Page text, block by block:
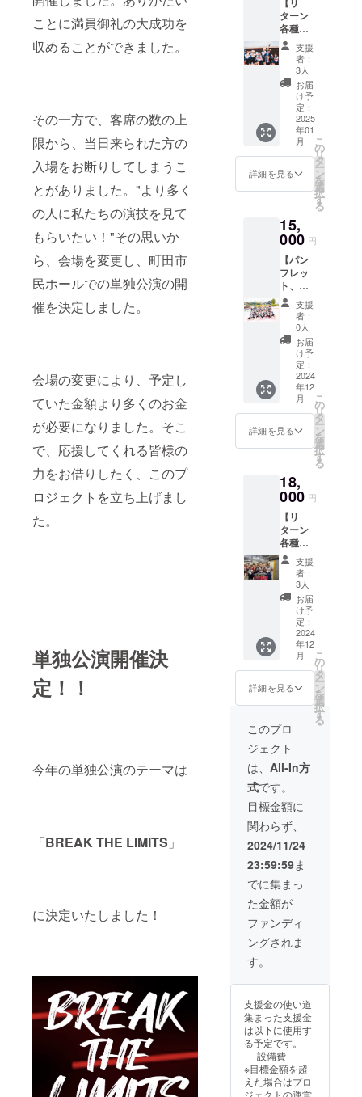
ことに満員御礼の大成功を
収めることができました。
その一方で、客席の数の上
限から、当日来られた方の
入場をお断りしてしまうこ
とがありました。"より多く
の人に私たちの演技を見て
もらいたい！"その思いか
ら、会場を変更し、町田市
民ホールでの単独公演の開
催を決定しました。
会場の変更により、予定し
ていた金額より多くのお金
が必要になりました。そこ
で、応援してくれる皆様の
力をお借りしたく、このプ
ロジェクトを立ち上げまし
た。
単独公演開催決
定！！
今年の単独公演のテーマは
「BREAK THE LIMITS 」
に決定いたしました！
お願い
しま
す。 ※
有効期
限
2025年
12月ま
に通常
のチ
ケット
購入も
お願い
しま
す。 チ
ケット
購入方
法はこ
ちらを
ご覧く
ださ
い。
HgXhng
?
si=kzoS
x_47sz
erGLgI
ターン
各種詰
め合わ
せ①】
上記の
リター
ンのう
ち、
『指定
メン
バー』
お礼動
画、お
礼直筆
手紙、
（サイ
ン入
り）、
舞台裏
映像、
優先席
確保権
をお送
りしま
す！ ※
備考欄
にご希
望のメ
ンバー
を5人ま
で選
び、ご
ンバー
の名前
は公式
Instagr
amに記
載され
ている
ため、
ご参照
くださ
い。 ※
お礼の
動画に
ついて
収録時
間:30
秒〜1分
メール
を記載
しま
す。 ※
舞台裏
映像は
YouTub
eにて限
定公開
いただ
きま
す。
メール
アドレ
スのご
記入を
す。 ※
有効期
限
2025年
12月ま
で
※「優先
席確
保」と
支援
者：
3人
お届
け予
定：
2025
年01
月
詳細を見る
こ
の
リ
タ
ー
ン
を
選
択
す
る
15,
000 円
【パン
フレッ
ト、
Instagr
am投
稿、及
び
Instagr
amス
トー
リー掲
載】
「MAX
ON THE
STAGE
2024」
来場者
に配布
される
パンフ
レット
への広
告記載
をさせ
ていた
だきま
す！さ
らに、
MAXON
S公式
Instagr
amに
て、投
リー機
能を通
じて広
告の掲
載を行
いま
す！ ※
メール
にてや
りとり
させて
いただ
くの
で、
メール
アドレ
スのご
記入を
す。 掲
載期
間
2025年
12月ま
で
支援
者：
0人
お届
け予
定：
2024
年12
月
詳細を見る
こ
の
リ
タ
ー
ン
を
選
択
す
る
18,
000 円
【リ
ターン
各種詰
め合わ
せ②】
『指定
メン
バー』
お礼動
画、直
筆手
紙、写
真（サ
イン入
り）、
サイン
入りT
シャ
ツ、優
先席確
保、舞
台裏映
像を送
らせて
いただ
きま
す！ ※
備考欄
にご希
望のメ
ンバー
を5人ま
で選
び、ご
い。（T
につい
て、サ
インの
数で
あった
り、前
面、背
支援
者：
3人
お届
け予
定：
2024
年12
月
詳細を見る
こ
の
リ
タ
ー
ン
を
選
択
す
る
このプロ
ジェクト
は、 All-In方
式です。
目標金額に
関わらず、
2024/11/24
23:59:59ま
でに集まっ
た金額が
ファンディ
ングされま
す。
支援金の使い道
集まった支援金
は以下に使用す
る予定です。
設備費
※目標金額を超
えた場合はプロ
ジェクトの運営